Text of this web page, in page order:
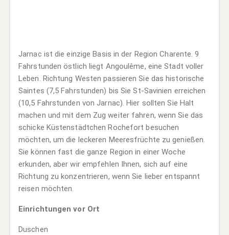
Jarnac ist die einzige Basis in der Region Charente. 9
Fahrstunden östlich liegt Angoulême, eine Stadt voller
Leben. Richtung Westen passieren Sie das historische
Saintes (7,5 Fahrstunden) bis Sie St-Savinien erreichen
(10,5 Fahrstunden von Jarnac). Hier sollten Sie Halt
machen und mit dem Zug weiter fahren, wenn Sie das
schicke Küstenstädtchen Rochefort besuchen
möchten, um die leckeren Meeresfrüchte zu genießen.
Sie können fast die ganze Region in einer Woche
erkunden, aber wir empfehlen Ihnen, sich auf eine
Richtung zu konzentrieren, wenn Sie lieber entspannt
reisen möchten.
Einrichtungen vor Ort
Duschen